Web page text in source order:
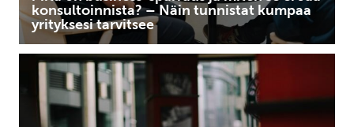
Näin
tunnistat
kumpaa
yrityksesi
tarvitsee
konsultoinnista? – Näin tunnistat kumpaa
yrityksesi tarvitsee
Strateginen
sparraus:
Tehokkaat
menetelmät